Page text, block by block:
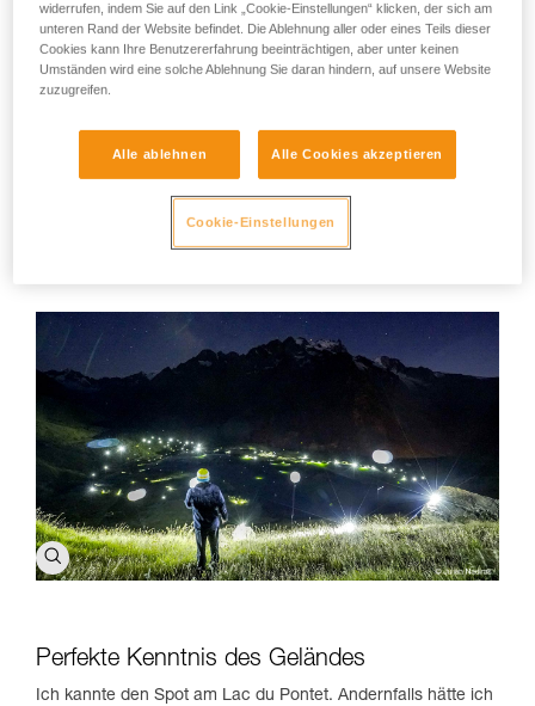
Die Herausforderung beim Dreh dieses Films waren natürlich
die Sichtverhältnisse bei Nacht. Eine gute Sicht ist beim
Gleitschirmfliegen besonders wichtig. Wenn man uns die
Sicht nimmt, wissen wir nicht mehr, was passiert, wohin wir
die Konturen der Berge und die Oberfläche des Sees zu
Zum Glück hatte ich eine Lampe, die so einiges draufhat. Es
Perfekte Kenntnis des Geländes
Ich kannte den Spot am Lac du Pontet. Andernfalls hätte ich
widerrufen, indem Sie auf den Link „Cookie-Einstellungen“ klicken, der sich am
unteren Rand der Website befindet. Die Ablehnung aller oder eines Teils dieser
Cookies kann Ihre Benutzererfahrung beeinträchtigen, aber unter keinen
Umständen wird eine solche Ablehnung Sie daran hindern, auf unsere Website
zuzugreifen.
Alle ablehnen Alle Cookies akzeptieren
Cookie-Einstellungen